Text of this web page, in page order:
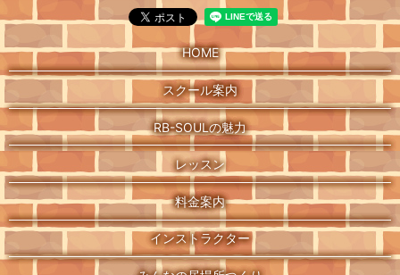
HOME
スクール案内
RB-SOULの魅力
レッスン
料金案内
インストラクター